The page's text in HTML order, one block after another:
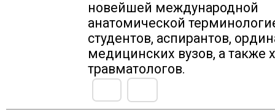
новейшей международной
анатомической
студентов, аспирантов,
медицинских вузов, а также
травматологов.